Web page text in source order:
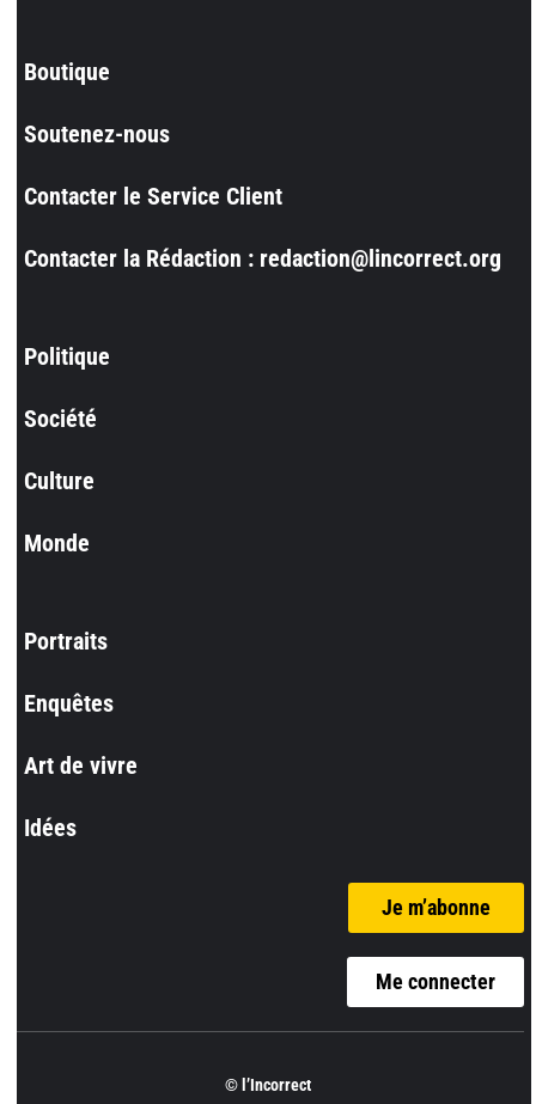
Boutique
Soutenez-nous
Contacter le Service Client
Contacter la Rédaction : redaction@lincorrect.org
Politique
Société
Culture
Monde
Portraits
Enquêtes
Art de vivre
Idées
Je m’abonne
Me connecter
© l’Incorrect